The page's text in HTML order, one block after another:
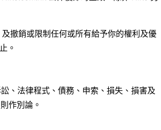
撤銷或限制任何或所有給予你的權利及優
。
、法律程式、債務、申索、損失、損害及
作別論。